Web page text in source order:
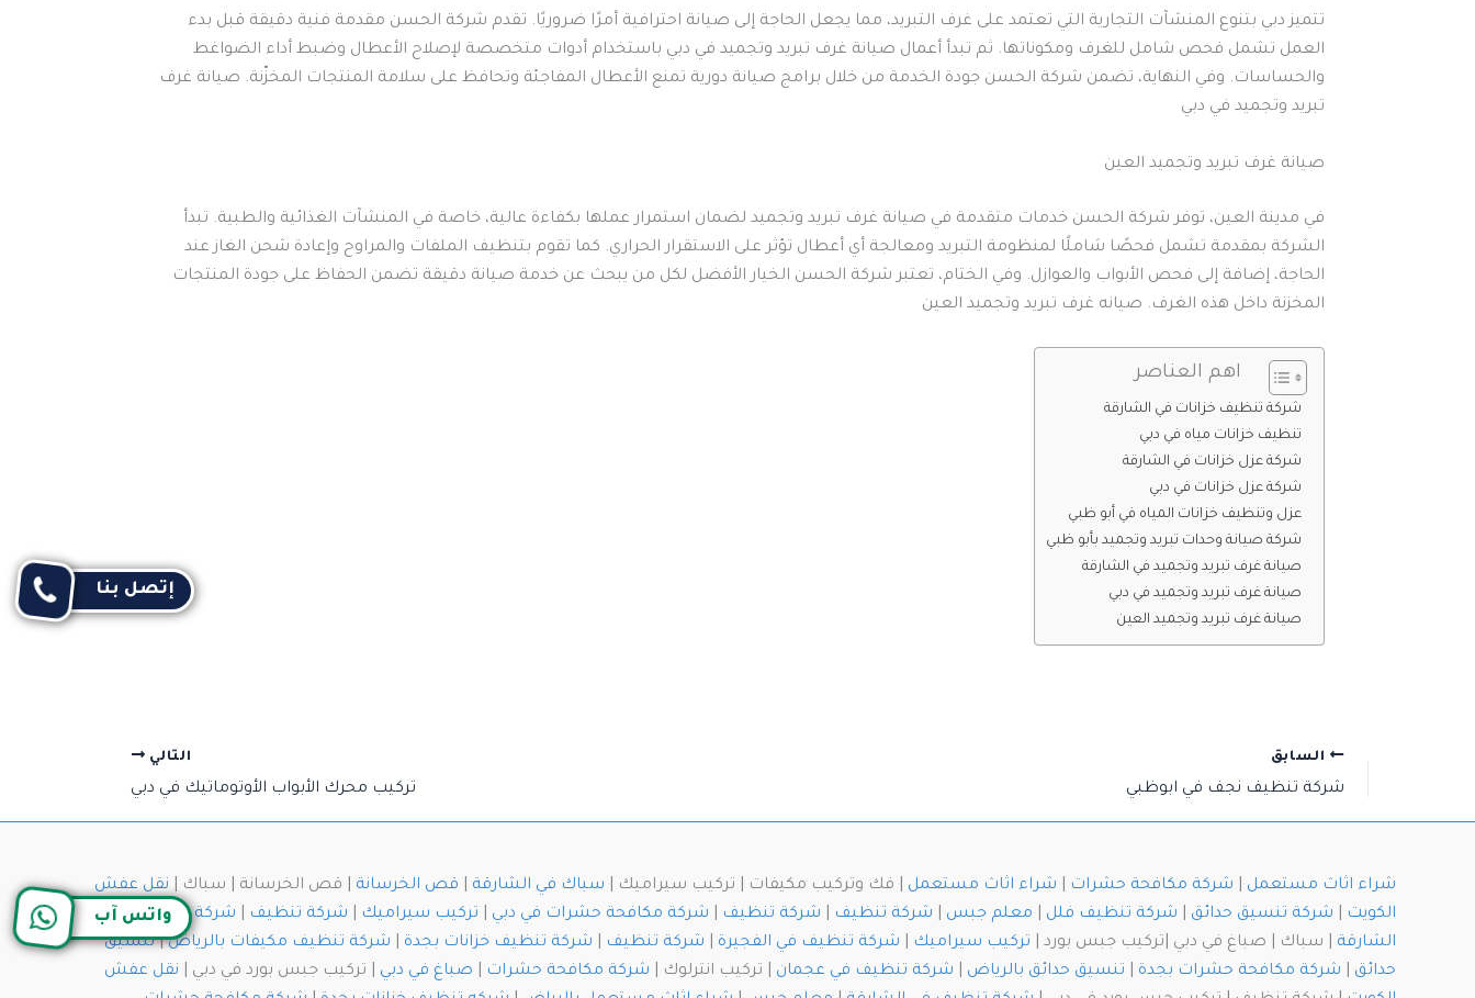
تتميز دبي بتنوع المنشآت التجارية التي تعتمد على غرف التبريد، مما يجعل الحاجة إلى صيانة احترافية أمرًا ضروريًا. تقدم شركة الحسن مقدمة فنية دقيقة قبل بدء
العمل تشمل فحص شامل للغرف ومكوناتها. ثم تبدأ أعمال صيانة غرف تبريد وتجميد في دبي باستخدام أدوات متخصصة لإصلاح الأعطال وضبط أداء الضواغط
والحساسات. وفي النهاية، تضمن شركة الحسن جودة الخدمة من خلال برامج صيانة دورية تمنع الأعطال المفاجئة وتحافظ على سلامة المنتجات المخزّنة. صيانة غرف
تبريد وتجميد في دبي
صيانة غرف تبريد وتجميد العين
في مدينة العين، توفر شركة الحسن خدمات متقدمة في صيانة غرف تبريد وتجميد لضمان استمرار عملها بكفاءة عالية، خاصة في المنشآت الغذائية والطبية. تبدأ
الشركة بمقدمة تشمل فحصًا شاملًا لمنظومة التبريد ومعالجة أي أعطال تؤثر على الاستقرار الحراري. كما تقوم بتنظيف الملفات والمراوح وإعادة شحن الغاز عند
الحاجة، إضافة إلى فحص الأبواب والعوازل. وفي الختام، تعتبر شركة الحسن الخيار الأفضل لكل من يبحث عن خدمة صيانة دقيقة تضمن الحفاظ على جودة المنتجات
المخزنة داخل هذه الغرف. صيانه غرف تبريد وتجميد العين
اهم العناصر
شركة تنظيف خزانات في الشارقة
تنظيف خزانات مياه في دبي
شركة عزل خزانات في الشارقة
شركة عزل خزانات في دبي
عزل وتنظيف خزانات المياه في أبو ظبي
شركة صيانة وحدات تبريد وتجميد بأبو ظبي
صيانة غرف تبريد وتجميد في الشارقة
صيانة غرف تبريد وتجميد في دبي
صيانة غرف تبريد وتجميد العين
السابق
شركة تنظيف نجف في ابوظبي
التالي
تركيب محرك الأبواب الأوتوماتيك في دبي
شراء اثاث مستعمل شركة مكافحة حشرات شراء اثاث مستعمل | فك وتركيب مكيفات | تركيب سيراميك | سباك في الشارقة قص الخرسانة | قص الخرسانة | سباك | نقل عفش
الكويت
شركة تنسيق حدائق شركة تنظيف فلل معلم جبس شركة تنظيف شركة تنظيف شركة مكافحة حشرات في دبي تركيب سيراميك شركة تنظيف
شركة تنظيف في
الشارقة | سباك | صباغ في دبي |تركيب جبس بورد | تركيب سيراميك شركة تنظيف في الفجيرة شركة تنظيف شركة تنظيف خزانات بجدة شركة تنظيف مكيفات بالرياض|تنسيق
حدائق
شركة مكافحة حشرات بجدة تنسيق حدائق بالرياض شركة تنظيف في عجمان | تركيب انترلوك | شركة مكافحة حشرات صباغ في دبي | تركيب جبس بورد في دبي | نقل عفش
واتس آب
إتصل بنا